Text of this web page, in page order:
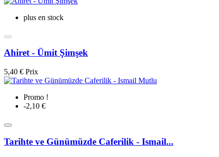
plus en stock
Ahiret - Ümit Şimşek
5,40 € Prix
Promo !
-2,10 €
Tarihte ve Günümüzde Caferilik - Ismail...